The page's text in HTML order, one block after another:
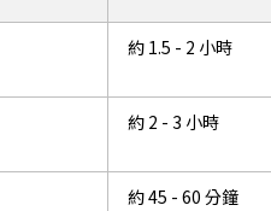
約 1.5 - 2 小時
約 2 - 3 小時
約45 - 60 分鐘